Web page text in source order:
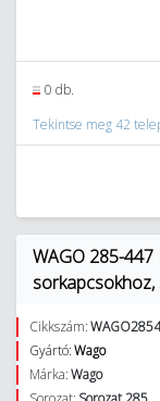
0 db.
Tekintse meg 42
WAGO 285-
sorkapcsokhoz,
Cikkszám:
Gyártó:Wago
Márka:Wago